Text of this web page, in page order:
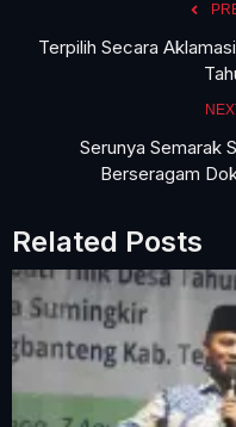
Terpilih Secara
Serunya Semarak
Berseragam
Related Posts